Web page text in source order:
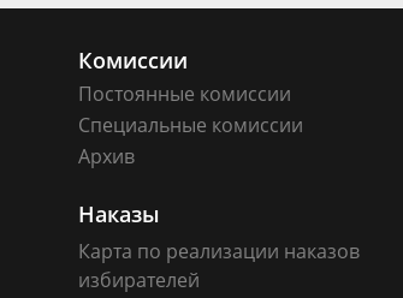
Комиссии
Постоянные комиссии
Специальные комиссии
Архив
Наказы
Карта по реализации наказов
избирателей